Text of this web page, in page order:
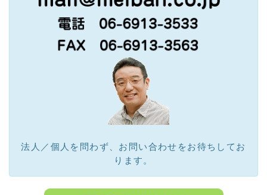
法人／個人を問わず、お問い合わせをお待ちしてお
ります。